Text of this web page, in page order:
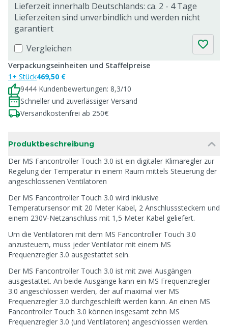
Lieferzeit innerhalb Deutschlands: ca. 2 - 4 Tage
Lieferzeiten sind unverbindlich und werden nicht
garantiert
Vergleichen
Verpackungseinheiten und Staffelpreise
1+ Stück469,50 €
9444 Kundenbewertungen: 8,3/10
Schneller und zuverlässiger Versand
Versandkostenfrei ab 250€
Produktbeschreibung
Der MS Fancontroller Touch 3.0 ist ein digitaler Klimaregler zur
Regelung der Temperatur in einem Raum mittels Steuerung der
angeschlossenen Ventilatoren
Der MS Fancontroller Touch 3.0 wird inklusive
Temperatursensor mit 20 Meter Kabel, 2 Anschlusssteckern und
einem 230V-Netzanschluss mit 1,5 Meter Kabel geliefert.
Um die Ventilatoren mit dem MS Fancontroller Touch 3.0
anzusteuern, muss jeder Ventilator mit einem MS
Frequenzregler 3.0 ausgestattet sein.
Der MS Fancontroller Touch 3.0 ist mit zwei Ausgängen
ausgestattet. An beide Ausgänge kann ein MS Frequenzregler
3.0 angeschlossen werden, der auf maximal vier MS
Frequenzregler 3.0 durchgeschleift werden kann. An einen MS
Fancontroller Touch 3.0 können insgesamt zehn MS
Frequenzregler 3.0 (und Ventilatoren) angeschlossen werden.